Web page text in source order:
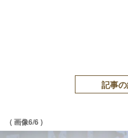
記事
( 画像6/6 )